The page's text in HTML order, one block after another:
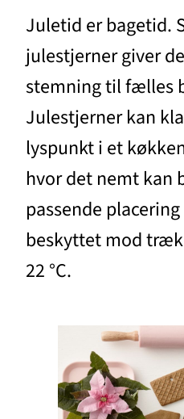
Juletid er bagetid.
julestjerner giver
stemning til fælles
Julestjerner kan
lyspunkt i et
hvor det nemt kan
passende
beskyttet mod
22 °C.